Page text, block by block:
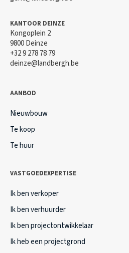
KANTOOR DEINZE
Kongoplein 2
9800 Deinze
+32 9 278 78 79
deinze@landbergh.be
AANBOD
Nieuwbouw
Te koop
Te huur
VASTGOEDEXPERTISE
Ik ben verkoper
Ik ben verhuurder
Ik ben projectontwikkelaar
Ik heb een projectgrond